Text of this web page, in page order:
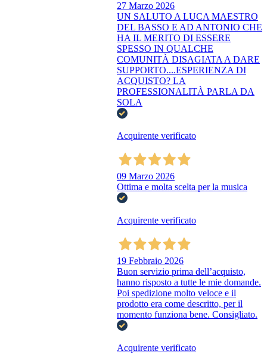
27 Marzo 2026
UN SALUTO A LUCA MAESTRO
DEL BASSO E AD ANTONIO CHE
HA IL MERITO DI ESSERE
SPESSO IN QUALCHE
COMUNITÀ DISAGIATA A DARE
SUPPORTO....ESPERIENZA DI
ACQUISTO? LA
PROFESSIONALITÀ PARLA DA
SOLA
Acquirente verificato
09 Marzo 2026
Ottima e molta scelta per la musica
Acquirente verificato
19 Febbraio 2026
Buon servizio prima dell’acquisto,
hanno risposto a tutte le mie domande.
Poi spedizione molto veloce e il
prodotto era come descritto, per il
momento funziona bene. Consigliato.
Acquirente verificato